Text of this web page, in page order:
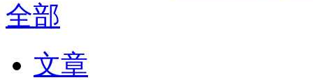
全部
文章